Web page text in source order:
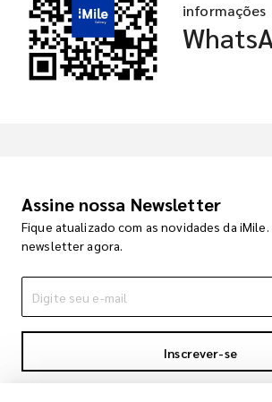
informações
Assine nossa Newsletter
Fique atualizado com as novidades da
newsletter agora.
Inscrever-se